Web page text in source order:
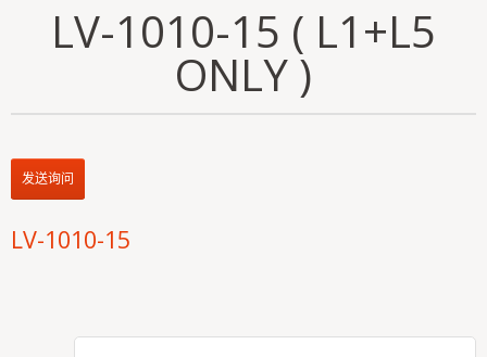
LV-1010-15 ( L1+L5
ONLY )
发送询问
LV-1010-15